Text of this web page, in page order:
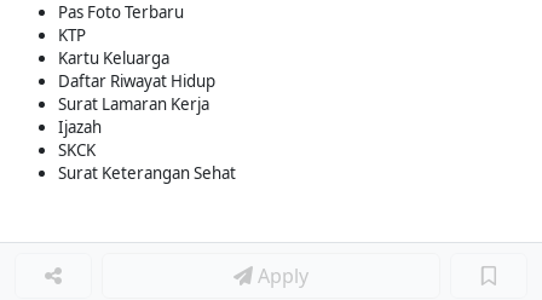
Pas Foto Terbaru
KTP
Kartu Keluarga
Daftar Riwayat Hidup
Surat Lamaran Kerja
Ijazah
SKCK
Surat Keterangan Sehat
Apply